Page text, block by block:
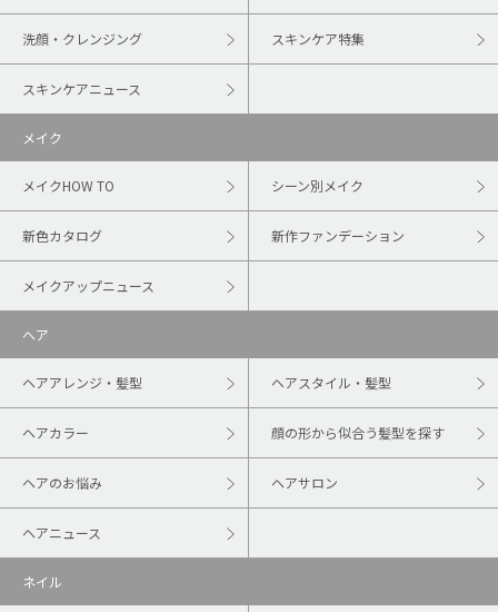
洗顔・クレンジング スキンケア特集
スキンケアニュース
メイク
メイクHOW TO シーン別メイク
新色カタログ 新作ファンデーション
メイクアップニュース
ヘア
ヘアアレンジ・髪型 ヘアスタイル・髪型
ヘアカラー 顔の形から似合う髪型を探す
ヘアのお悩み ヘアサロン
ヘアニュース
ネイル